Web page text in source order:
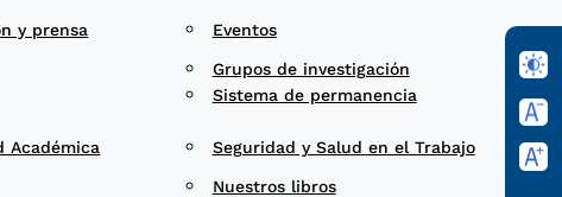
y prensa Eventos
Académica Seguridad y Salud en el Trabajo
Sistema de permanencia
Grupos de investigación
Nuestros libros